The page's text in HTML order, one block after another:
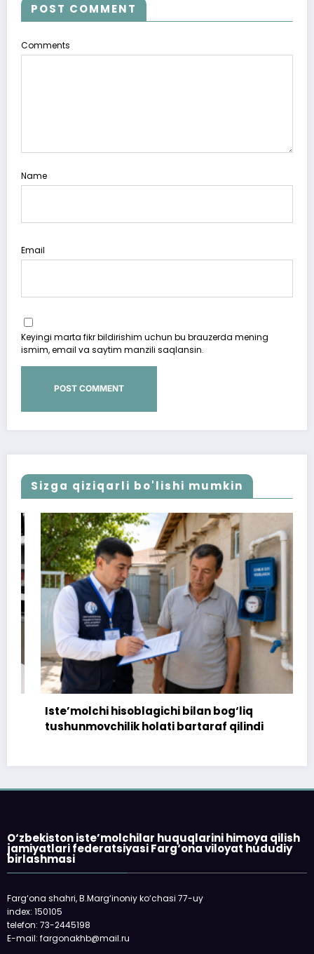
POST COMMENT
Comments
Name
Email
Keyingi marta fikr bildirishim uchun bu brauzerda mening
ismim, email va saytim manzili saqlansin.
Sizga qiziqarli bo'lishi mumkin
Iste’molchi hisoblagichi bilan bog‘liq
tushunmovchilik holati bartaraf qilindi
O‘zbekiston iste’molchilar huquqlarini himoya qilish
jamiyatlari federatsiyasi Farg‘ona viloyat hududiy
birlashmasi
Farg‘ona shahri, B.Marg‘inoniy ko‘chasi 77-uy
index: 150105
telefon: 73-2445198
E-mail: fargonakhb@mail.ru